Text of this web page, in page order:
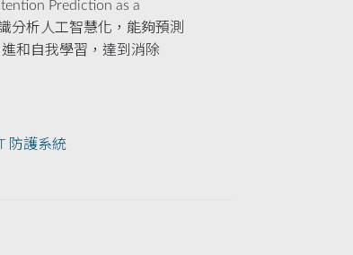
Prediction as a
分析人工智慧化，能夠預測
和自我學習，達到消除
防護系統